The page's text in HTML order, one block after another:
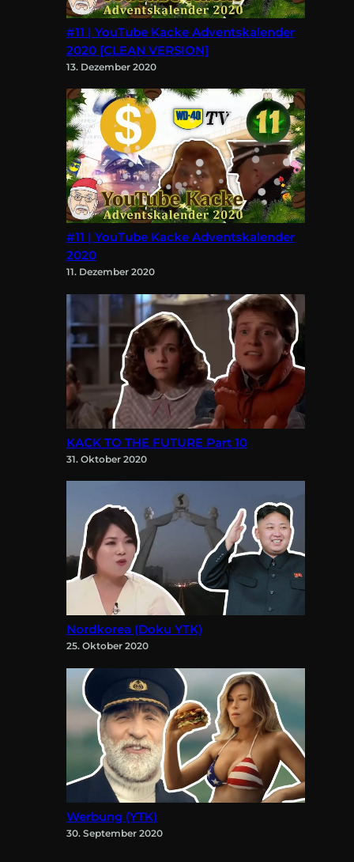
#11 | YouTube Kacke Adventskalender
2020 [CLEAN VERSION]
13. Dezember 2020
#11 | YouTube Kacke Adventskalender
2020
11. Dezember 2020
KACK TO THE FUTURE Part 10
31. Oktober 2020
Nordkorea (Doku YTK)
25. Oktober 2020
Werbung (YTK)
30. September 2020